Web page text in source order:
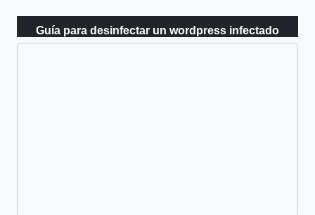
Guía para desinfectar un wordpress infectado